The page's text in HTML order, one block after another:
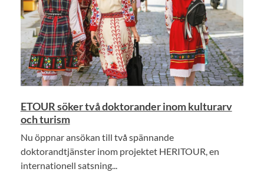
ETOUR söker två doktorander inom kulturarv
och turism
Nu öppnar ansökan till två spännande
doktorandtjänster inom projektet HERITOUR, en
internationell satsning...